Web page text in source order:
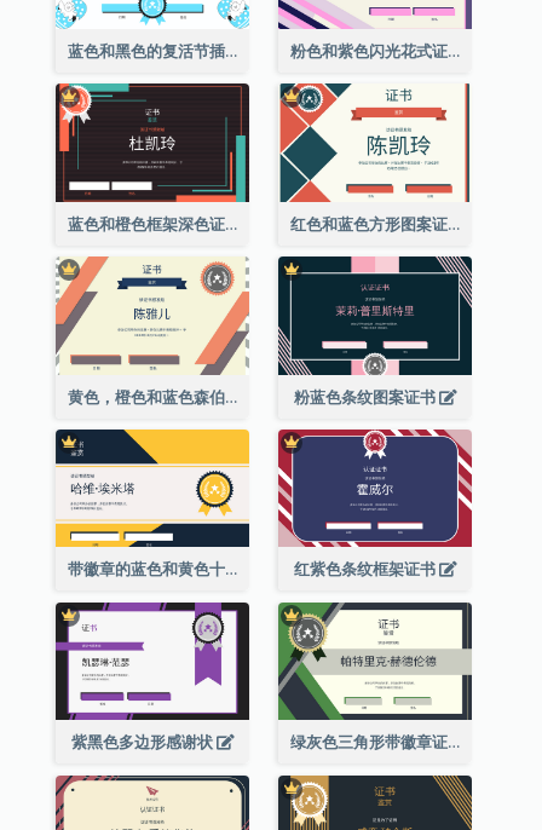
蓝色和黑色的复活节插图证书 粉色和紫色闪光花式证书
蓝色和橙色框架深色证书 红色和蓝色方形图案证书
黄色，橙色和蓝色森伯斯特证书 粉蓝色条纹图案证书
带徽章的蓝色和黄色十年证书 红紫色条纹框架证书
紫黑色多边形感谢状 绿灰色三角形带徽章证书